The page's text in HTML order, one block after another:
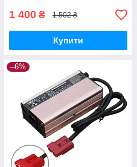
1 400 ₴ 1 502 ₴
Купити
–6%